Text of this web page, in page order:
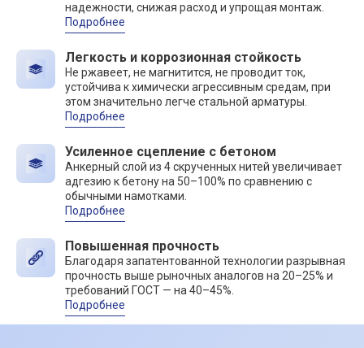
надежности, снижая расход и упрощая монтаж.
Подробнее
Легкость и коррозионная стойкость
Не ржавеет, не магнитится, не проводит ток,
устойчива к химически агрессивным средам, при
этом значительно легче стальной арматуры.
Подробнее
Усиленное сцепление с бетоном
Анкерный слой из 4 скрученных нитей увеличивает
адгезию к бетону на 50–100% по сравнению с
обычными намотками.
Подробнее
Повышенная прочность
Благодаря запатентованной технологии разрывная
прочность выше рыночных аналогов на 20–25% и
требований ГОСТ — на 40–45%.
Подробнее